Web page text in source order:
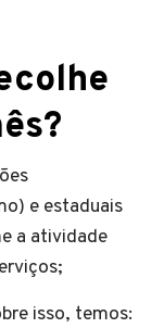
e estaduais
a atividade
isso, temos: